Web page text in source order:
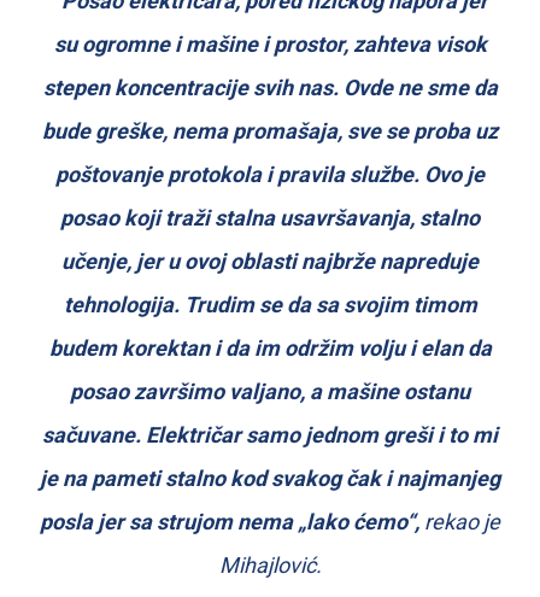
su ogromne i mašine i prostor, zahteva visok
stepen koncentracije svih nas. Ovde ne sme da
bude greške, nema promašaja, sve se proba uz
poštovanje protokola i pravila službe. Ovo je
posao koji traži stalna usavršavanja, stalno
učenje, jer u ovoj oblasti najbrže napreduje
tehnologija. Trudim se da sa svojim timom
budem korektan i da im održim volju i elan da
posao završimo valjano, a mašine ostanu
sačuvane. Električar samo jednom greši i to mi
je na pameti stalno kod svakog čak i najmanjeg
posla jer sa strujom nema „lako ćemo“, rekao je
Mihajlović.